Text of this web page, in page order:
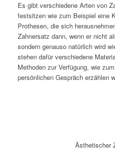
Es gibt verschiedene Arten von
festsitzen wie zum Beispiel eine
Prothesen, die sich
Zahnersatz dann, wenn er nicht
sondern genauso natürlich wird
stehen dafür verschiedene
Methoden zur Verfügung, wie
persönlichen Gespräch erzählen
Ästhetischer